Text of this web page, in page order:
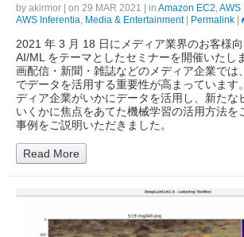
by akirmor | on 29 MAR 2021 | in Amazon EC2,AWS
AWS Inferentia, Media & Entertainment| Permalink
2021 年 3 月 18 日にメディア業界のお客様
AI/ML をテーマとしたセミナーを開催いたし
画配信・新聞・雑誌などのメディア企業では
でデータを活用する重要性が高まっています
ディア企業がいかにデータを活用し、新たな
いくかに焦点をあてた機械学習の活用方法を
事例をご説明いただきました。
Read More